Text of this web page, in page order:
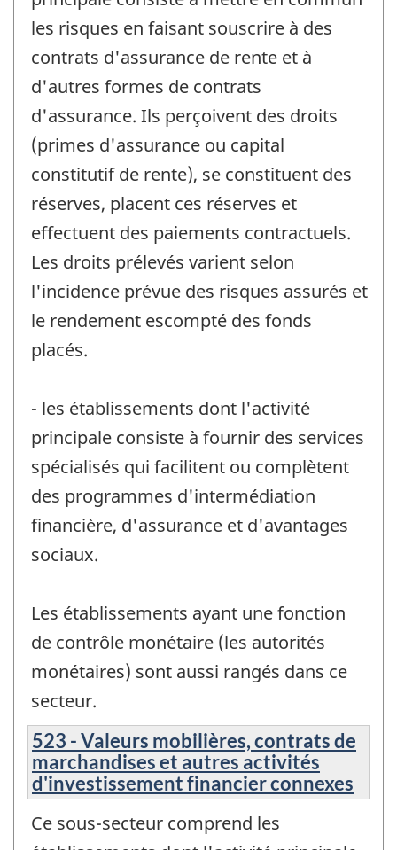
les risques en faisant souscrire à des
contrats d'assurance de rente et à
d'autres formes de contrats
d'assurance. Ils perçoivent des droits
(primes d'assurance ou capital
constitutif de rente), se constituent des
réserves, placent ces réserves et
effectuent des paiements contractuels.
Les droits prélevés varient selon
l'incidence prévue des risques assurés et
le rendement escompté des fonds
placés.
- les établissements dont l'activité
principale consiste à fournir des services
spécialisés qui facilitent ou complètent
des programmes d'intermédiation
financière, d'assurance et d'avantages
sociaux.
Les établissements ayant une fonction
de contrôle monétaire (les autorités
monétaires) sont aussi rangés dans ce
secteur.
523 - Valeurs mobilières, contrats de
marchandises et autres activités
d'investissement financier connexes
Ce sous-secteur comprend les